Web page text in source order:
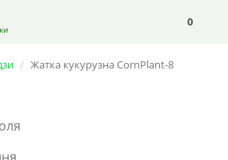
0
Жатка кукурузна CornPlant-8